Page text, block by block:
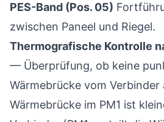
PES-Band (Pos. 05)
zwischen Paneel und Riegel.
Thermografische Kontrolle
— Überprüfung, ob keine
Wärmebrücke vom Verbinder
Wärmebrücke im PM1 ist